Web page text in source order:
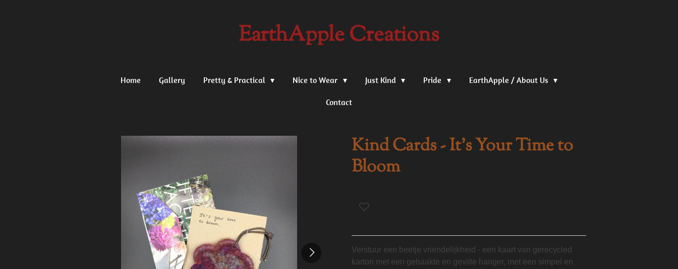
EarthApple Creations
Home Gallery Pretty & Practical Nice to Wear Just Kind Pride EarthApple / About Us
Contact
Kind Cards - It's Your Time to
Bloom
Verstuur een beetje vriendelijkheid - een kaart van gerecycled
karton met een gehaakte en gevilte hanger, met een simpel en